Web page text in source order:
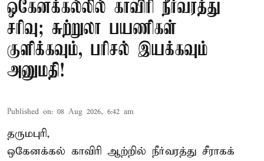
ஒகேனக்கல்லில் காவிரி நீர்வரத்து
சரிவு; சுற்றுலா பயணிகள்
குளிக்கவும், பரிசல் இயக்கவும்
அனுமதி!
Published on: 08 Aug 2026, 6:42 am
தருமபுரி,
ஒகேனக்கல் காவிரி ஆற்றில் நீர்வரத்து சீராகக்